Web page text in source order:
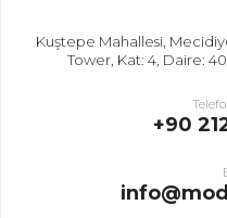
Kuştepe Mahallesi,
Tower, Kat: 4, Daire:
+90